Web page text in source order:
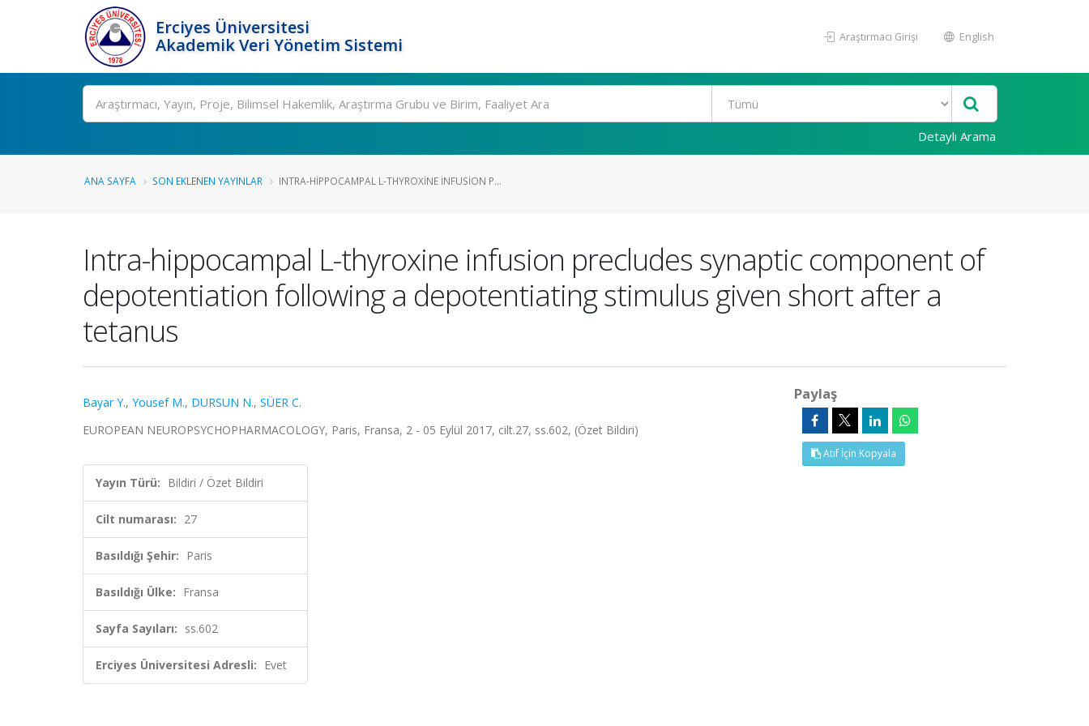
Erciyes Üniversitesi
Akademik Veri Yönetim Sistemi
Araştırmacı Girişi English
Ara
Detaylı Arama
ANA SAYFA SON EKLENEN YAYINLAR INTRA-HIPPOCAMPAL L-THYROXINE INFUSION P...
Intra-hippocampal L-thyroxine infusion precludes synaptic component of
depotentiation following a depotentiating stimulus given short after a
tetanus
Bayar Y., Yousef M., DURSUN N., SÜER C.
EUROPEAN NEUROPSYCHOPHARMACOLOGY, Paris, Fransa, 2 - 05 Eylül 2017, cilt.27, ss.602, (Özet Bildiri)
Yayın Türü: Bildiri / Özet Bildiri
Cilt numarası: 27
Basıldığı Şehir: Paris
Basıldığı Ülke: Fransa
Sayfa Sayıları: ss.602
Erciyes Üniversitesi Adresli: Evet
Paylaş
Atıf İçin Kopyala